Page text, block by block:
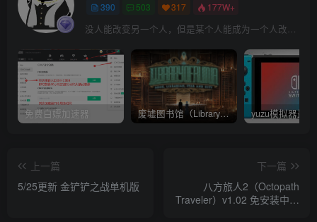
390 503 317 177W+
没人能改变另一个人，但是某个人能成为一个人改变的原因
免费白嫖加速器 废墟图书馆（Library Of Ruina）v1.1.0.6a13 官中 附yuzu模拟器 本体+1.0.3升补
上一篇
5/25更新 金铲铲之战单机版
下一篇
八方旅人2（Octopath
Traveler）v1.02 免安装中文